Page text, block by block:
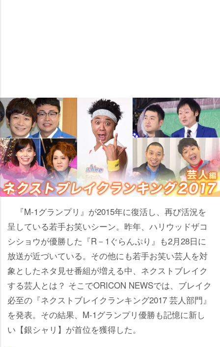
『M-1グランプリ』が2015年に復活し、再び活況を
呈している若手お笑いシーン。昨年、ハリウッドザコ
シショウが優勝した『R－1ぐらんぷり』も2月28日に
放送が近づいている。その他にも若手お笑い芸人を対
象としたネタ見せ番組が増える中、ネクストブレイク
する芸人とは？ そこでORICON NEWSでは、ブレイク
必至の『ネクストブレイクランキング2017 芸人部門』
を発表。その結果、M-1グランプリ優勝も記憶に新し
い【銀シャリ】が首位を獲得した。